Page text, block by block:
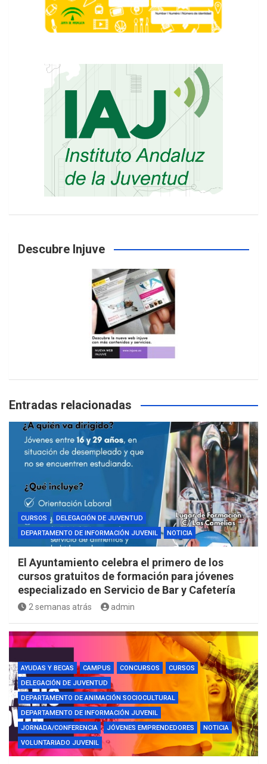
Descubre Injuve
Entradas relacionadas
CURSOS
DELEGACIÓN DE JUVENTUD
DEPARTAMENTO DE INFORMACIÓN JUVENIL
NOTICIA
El Ayuntamiento celebra el primero de los
cursos gratuitos de formación para jóvenes
especializado en Servicio de Bar y Cafetería
2 semanas atrás admin
AYUDAS Y BECAS CAMPUS CONCURSOS
CURSOS
DELEGACIÓN DE JUVENTUD
DEPARTAMENTO DE ANIMACIÓN SOCIOCULTURAL
DEPARTAMENTO DE INFORMACIÓN JUVENIL
JORNADA/CONFERENCIA
JÓVENES EMPRENDEDORES
NOTICIA
VOLUNTARIADO JUVENIL